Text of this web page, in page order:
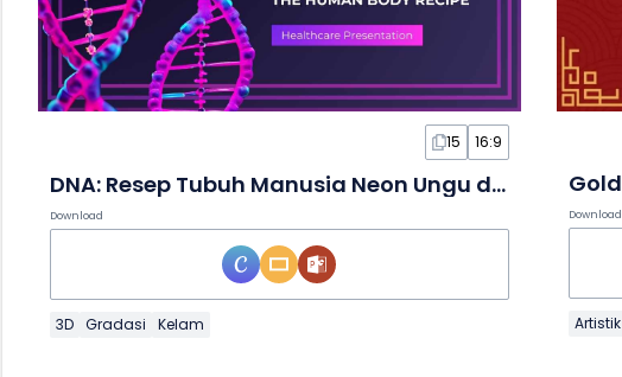
15 16:9
DNA: Resep Tubuh Manusia Neon Ungu dalam Slide
Download
3D Gradasi Kelam
Download
Artistik